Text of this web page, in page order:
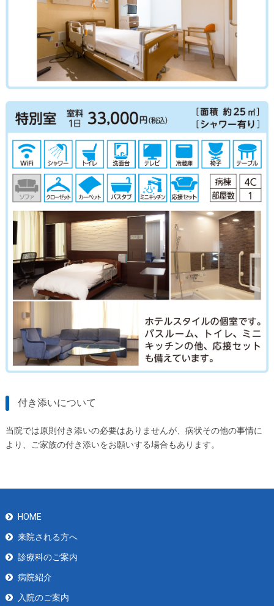
付き添いについて
当院では原則付き添いの必要はありませんが、病状その他の事情に
より、ご家族の付き添いをお願いする場合もあります。
HOME
来院される方へ
診療科のご案内
病院紹介
入院のご案内